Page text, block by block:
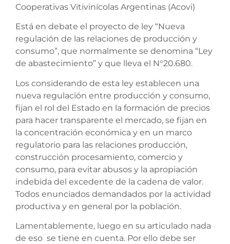
Cooperativas Vitivinícolas Argentinas (Acovi)
Está en debate el proyecto de ley “Nueva
regulación de las relaciones de producción y
consumo”, que normalmente se denomina “Ley
de abastecimiento” y que lleva el N°20.680.
Los considerando de esta ley establecen una
nueva regulación entre producción y consumo,
fijan el rol del Estado en la formación de precios
para hacer transparente el mercado, se fijan en
la concentración económica y en un marco
regulatorio para las relaciones producción,
construcción procesamiento, comercio y
consumo, para evitar abusos y la apropiación
indebida del excedente de la cadena de valor.
Todos enunciados demandados por la actividad
productiva y en general por la población.
Lamentablemente, luego en su articulado nada
de eso se tiene en cuenta. Por ello debe ser